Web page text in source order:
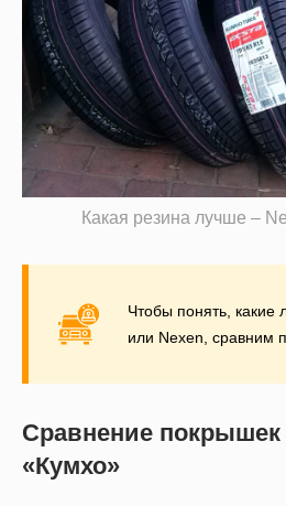
Какая резина лучше –
Чтобы понять,
или Nexen, сравним
Сравнение покрышек
«Кумхо»